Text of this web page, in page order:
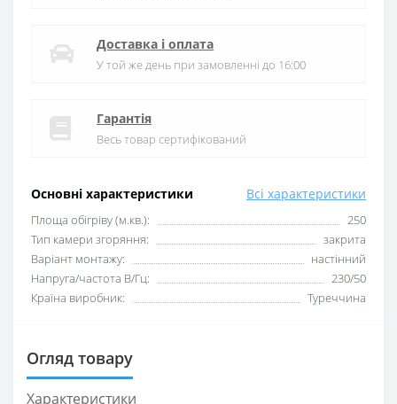
Основні характеристики Всі характеристики
Площа обігріву (м.кв.):
250
Тип камери згоряння:
закрита
Варіант монтажу:
настінний
Напруга/частота В/Гц:
230/50
Країна виробник:
Туреччина
Доставка і оплата
У той же день при замовленні до 16:00
Гарантія
Весь товар сертифікований
Огляд товару
Характеристики